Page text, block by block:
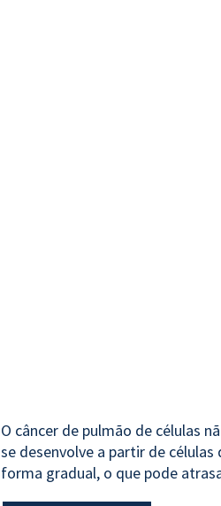
O câncer de pulmão de células
se desenvolve a partir de
forma gradual, o que pode